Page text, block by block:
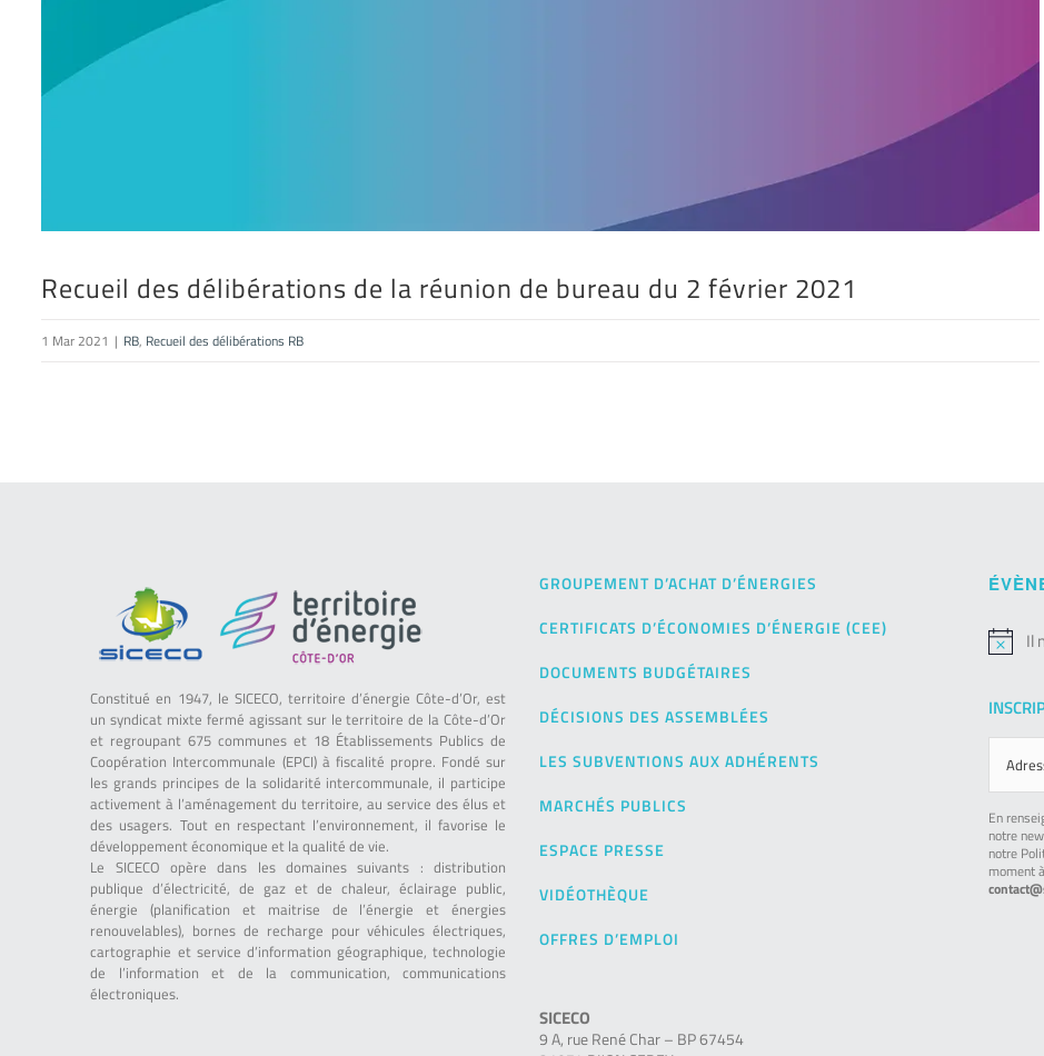
Recueil des délibérations de la réunion de bureau du 2 février 2021
1 Mar 2021 | RB, Recueil des délibérations RB
Constitué en 1947, le SICECO, territoire d’énergie Côte-d’Or, est
un syndicat mixte fermé agissant sur le territoire de la Côte-d’Or
et regroupant 675 communes et 18 Établissements Publics de
Coopération Intercommunale (EPCI) à fiscalité propre. Fondé sur
les grands principes de la solidarité intercommunale, il participe
activement à l’aménagement du territoire, au service des élus et
des usagers. Tout en respectant l’environnement, il favorise le
développement économique et la qualité de vie.
Le SICECO opère dans les domaines suivants : distribution
publique d’électricité, de gaz et de chaleur, éclairage public,
énergie (planification et maitrise de l’énergie et énergies
renouvelables), bornes de recharge pour véhicules électriques,
cartographie et service d’information géographique, technologie
de l’information et de la communication, communications
électroniques.
GROUPEMENT D’ACHAT D’ÉNERGIES
CERTIFICATS D’ÉCONOMIES D’ÉNERGIE (CEE)
DOCUMENTS BUDGÉTAIRES
DÉCISIONS DES ASSEMBLÉES
LES SUBVENTIONS AUX ADHÉRENTS
MARCHÉS PUBLICS
ESPACE PRESSE
VIDÉOTHÈQUE
OFFRES D’EMPLOI
SICECO
9 A, rue René Char – BP 67454
Notice
Il
En
notre
notre
moment